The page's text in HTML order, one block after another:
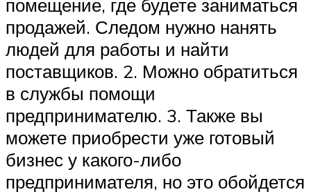
помещение, где будете заниматься
продажей. Следом нужно нанять
людей для работы и найти
поставщиков. 2. Можно обратиться
в службы помощи
предпринимателю. 3. Также вы
можете приобрести уже готовый
бизнес у какого-либо
предпринимателя, но это обойдется